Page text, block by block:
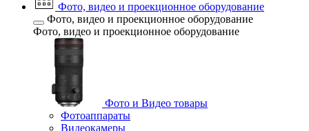
Фото, видео и проекционное оборудование
Фото, видео и проекционное оборудование
Фото, видео и проекционное оборудование
Фото и Видео товары
Фотоаппараты
Видеокамеры